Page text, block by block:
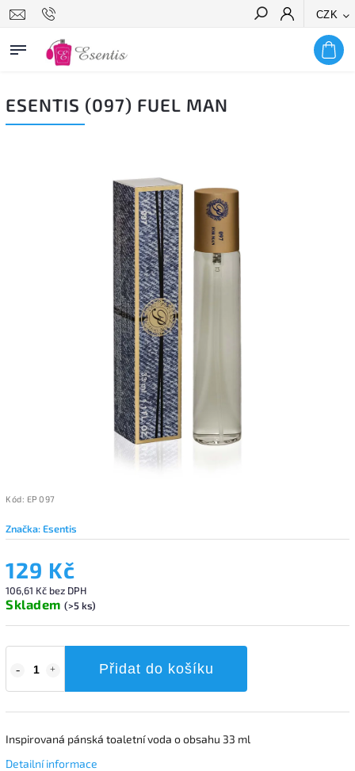
CZK
Hledat
ESENTIS (097) FUEL MAN
Kód: EP 097
Značka:Esentis
129 Kč
106,61 Kč bez DPH
Skladem (>5 ks)
Přidat do košíku
Inspirovaná pánská toaletní voda o obsahu 33 ml
Detailní informace